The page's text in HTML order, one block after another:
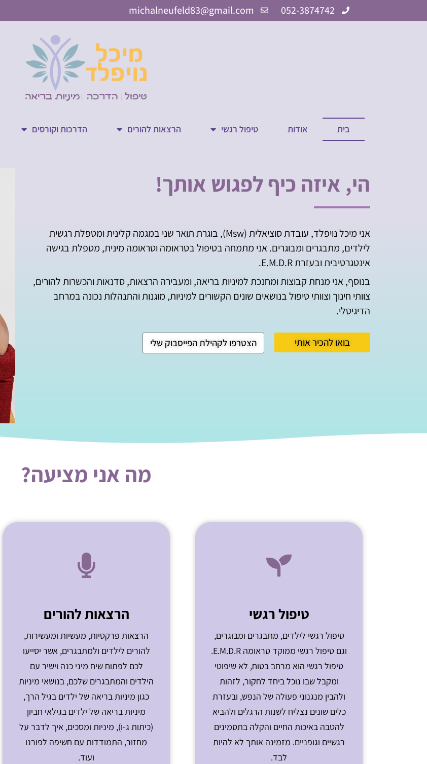
לתוכן
052-3874742
michalneufeld83@gmail.com
בית אודות טיפול רגשי הרצאות להורים הדרכות וקורסים
הי, איזה כיף לפגוש אותך!
אני מיכל נויפלד, עובדת סוציאלית (Msw), בוגרת תואר שני במגמה קלינית ומטפלת רגשית
לילדים, מתבגרים ומבוגרים. אני מתמחה בטיפול בטראומה וטראומה מינית, מטפלת בגישה
אינטגרטיבית ובעזרת E.M.D.R.
בנוסף, אני מנחת קבוצות ומחנכת למיניות בריאה, ומעבירה הרצאות, סדנאות והכשרות להורים,
צוותי חינוך וצוותי טיפול בנושאים שונים הקשורים למיניות, מוגנות והתנהלות נכונה במרחב
הדיגיטלי.
בואו להכיר אותי הצטרפו לקהילת הפייסבוק שלי
מה אני מציעה?
טיפול רגשי
טיפול רגשי לילדים, מתבגרים ומבוגרים,
וגם טיפול רגשי ממוקד טראומה E.M.D.R.
טיפול רגשי הוא מרחב בטוח, לא שיפוטי
ומקבל שבו נוכל ביחד לחקור, לזהות
ולהבין מנגנוני פעולה של הנפש, ובעזרת
כלים שונים נצליח לשנות הרגלים ולהביא
להטבה באיכות החיים והקלה בתסמינים
רגשיים וגופניים. מזמינה אותך לא להיות
לבד.
הרצאות להורים
הרצאות פרקטיות, מעשיות ומעשירות,
להורים לילדים ולמתבגרים, אשר יסייעו
לכם לפתוח שיח מיני כנה וישיר עם
הילדים והמתבגרים שלכם, בנושאי מיניות
כגון מיניות בריאה של ילדים בגיל הרך,
מיניות בריאה של ילדים בגילאי חביון
(כיתות ג-ו), מיניות ומסכים, איך לדבר על
מחזור, התמודדות עם חשיפה לפורנו
ועוד.